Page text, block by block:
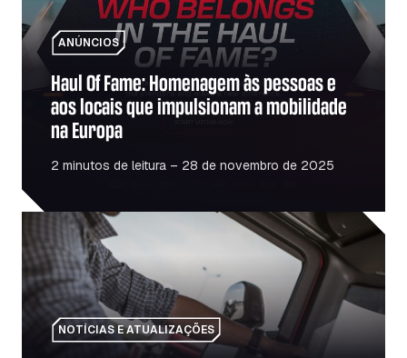
ANÚNCIOS
Haul Of Fame: Homenagem às pessoas e
aos locais que impulsionam a mobilidade
na Europa
2 minutos de leitura – 28 de novembro de 2025
Tacógrafos inteligentes de segunda geração: o que os
NOTÍCIAS E ATUALIZAÇÕES